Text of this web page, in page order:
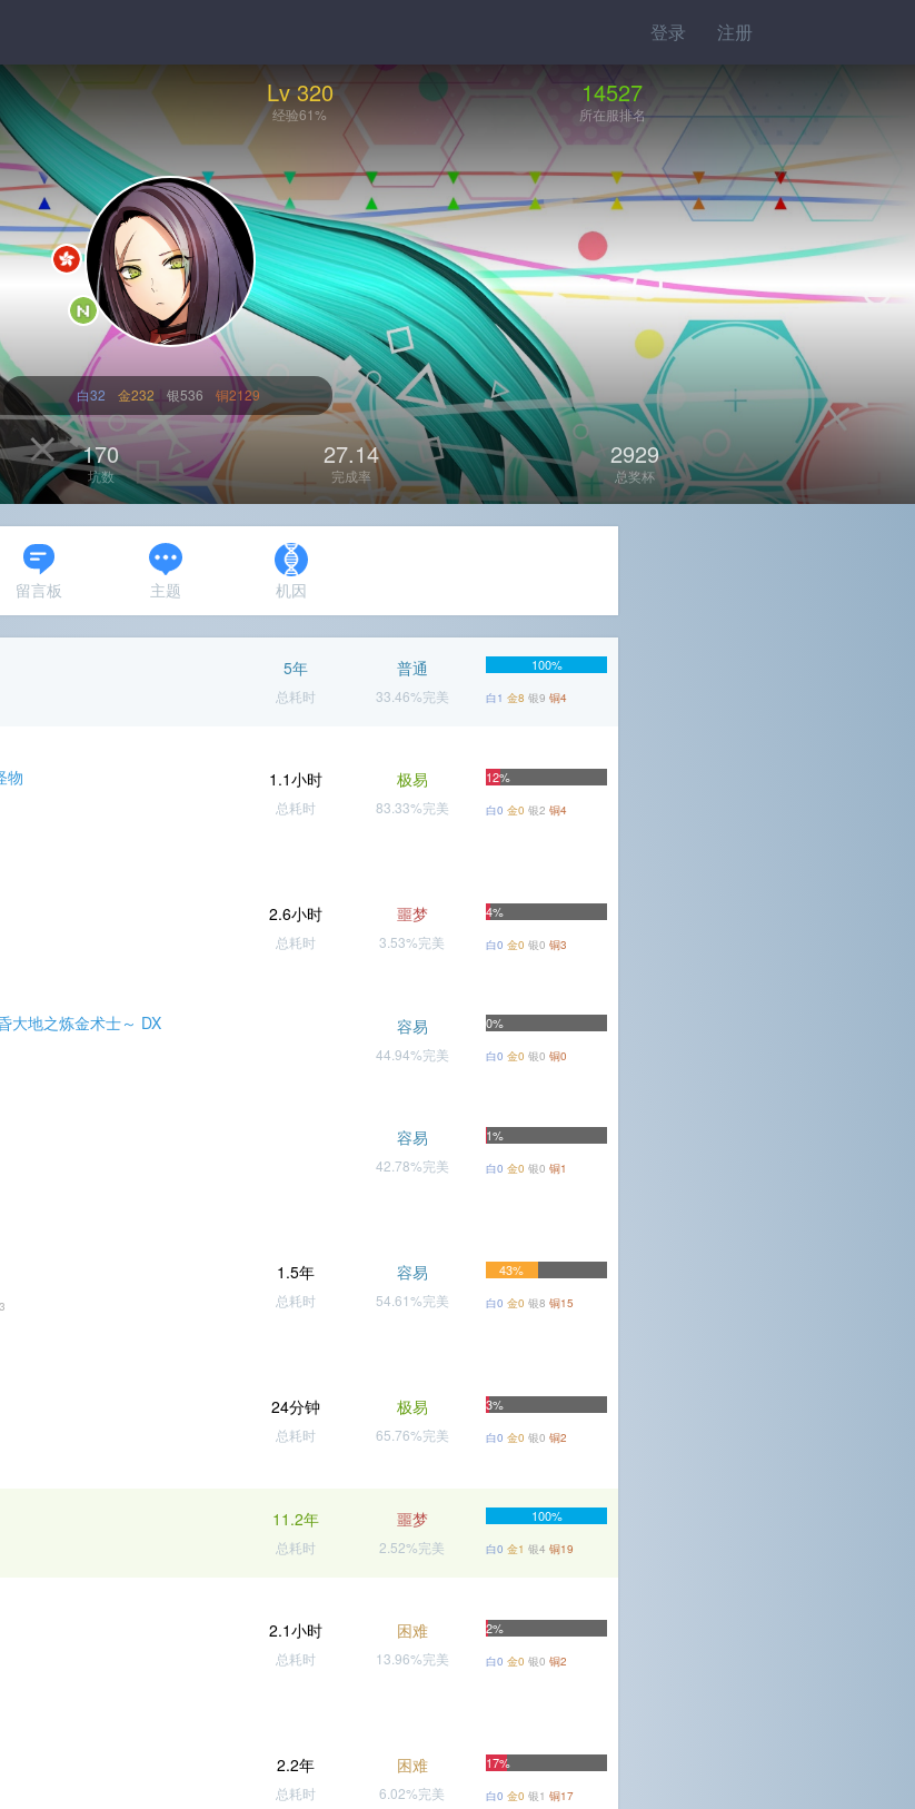
登录 注册
Lv 320
经验61%
14527
所在服排名
白32 金232 银536 铜2129
170
坑数
27.14
完成率
2929
总奖杯
留言板 主题 机因
5年
总耗时
普通
33.46%完美
100%
白1 金8 银9 铜4
物 1.1小时
总耗时
极易
83.33%完美
12%
白0 金0 银2 铜4
2.6小时
总耗时
噩梦
3.53%完美
4%
白0 金0 银0 铜3
大地之炼金术士～ DX 容易
44.94%完美
0%
白0 金0 银0 铜0
容易
42.78%完美
1%
白0 金0 银0 铜1
1.5年
总耗时
容易
54.61%完美
43%
白0 金0 银8 铜15
24分钟
总耗时
极易
65.76%完美
3%
白0 金0 银0 铜2
11.2年
总耗时
噩梦
2.52%完美
100%
白0 金1 银4 铜19
2.1小时
总耗时
困难
13.96%完美
2%
白0 金0 银0 铜2
2.2年
总耗时
困难
6.02%完美
17%
白0 金0 银1 铜17